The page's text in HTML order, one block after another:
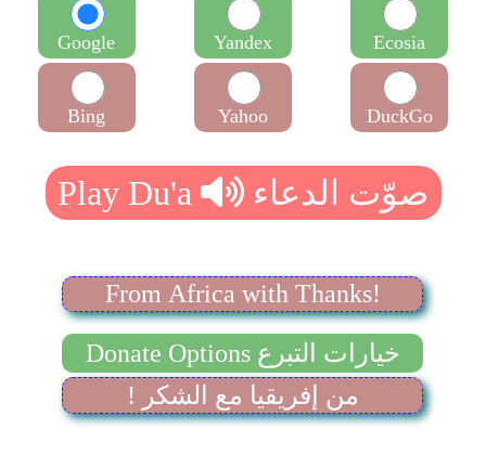
Google
Bing
Yandex
Yahoo
Ecosia
DuckGo
From Africa with Thanks!
Donate Options خيارات التبرع
! من إفريقيا مع الشكر